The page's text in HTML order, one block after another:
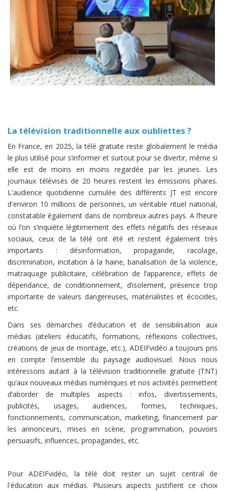
La télévision traditionnelle aux oubliettes ?
En France, en 2025, la télé gratuite reste globalement le média
le plus utilisé pour s’informer et surtout pour se divertir, même si
elle est de moins en moins regardée par les jeunes. Les
journaux télévisés de 20 heures restent les émissions phares.
L'audience quotidienne cumulée des différents JT est encore
d'environ 10 millions de personnes, un véritable rituel national,
constatable également dans de nombreux autres pays. A l’heure
où l’on s’inquiète légitimement des effets négatifs des réseaux
sociaux, ceux de la télé ont été et restent également très
importants : désinformation, propagande, racolage,
discrimination, incitation à la haine, banalisation de la violence,
matraquage publicitaire, célébration de l’apparence, effets de
dépendance, de conditionnement, d’isolement, présence trop
importante de valeurs dangereuses, matérialistes et écocides,
etc.
Dans ses démarches d’éducation et de sensibilisation aux
médias (ateliers éducatifs, formations, réflexions collectives,
créations de jeux de montage, etc.), ADEIFvidéo a toujours pris
en compte l’ensemble du paysage audiovisuel. Nous nous
intéressons autant à la télévision traditionnelle gratuite (TNT)
qu’aux nouveaux médias numériques et nos activités permettent
d’aborder de multiples aspects : infos, divertissements,
publicités, usages, audiences, formes, techniques,
fonctionnements, communication, marketing, financement par
les annonceurs, mises en scène, programmation, pouvoirs
persuasifs, influences, propagandes, etc.
Pour ADEIFvidéo, la télé doit rester un sujet central de
l'éducation aux médias. Plusieurs aspects justifient ce choix